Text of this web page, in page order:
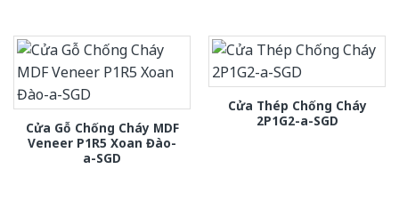
Cửa Gỗ Chống Cháy MDF
Veneer P1R5 Xoan Đào-
a-SGD
Cửa Thép Chống Cháy
2P1G2-a-SGD